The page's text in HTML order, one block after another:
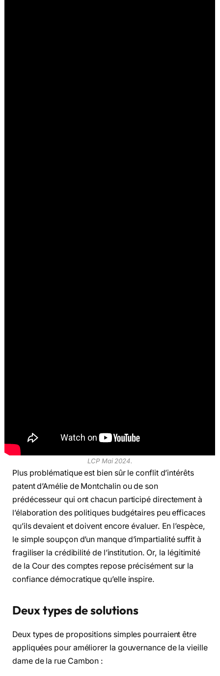
LCP Mai 2024.
Plus problématique est bien sûr le conflit d’intérêts
patent d’Amélie de Montchalin ou de son
prédécesseur qui ont chacun participé directement à
l’élaboration des politiques budgétaires peu efficaces
qu’ils devaient et doivent encore évaluer. En l’espèce,
le simple soupçon d’un manque d’impartialité suffit à
fragiliser la crédibilité de l’institution. Or, la légitimité
de la Cour des comptes repose précisément sur la
confiance démocratique qu’elle inspire.
Deux types de solutions
Deux types de propositions simples pourraient être
appliquées pour améliorer la gouvernance de la vieille
dame de la rue Cambon :